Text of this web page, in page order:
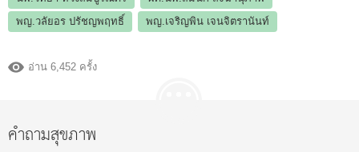
พญ.วลัยอร ปรัชญพฤทธิ์
พญ.เจริญพิน เจนจิตรานันท์
อ่าน 6,452 ครั้ง
คำถามสุขภาพ